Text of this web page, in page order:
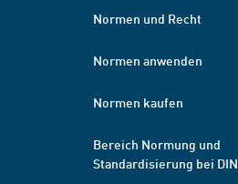
Normen und Recht
Normen anwenden
Normen kaufen
Bereich Normung und
Standardisierung bei DIN